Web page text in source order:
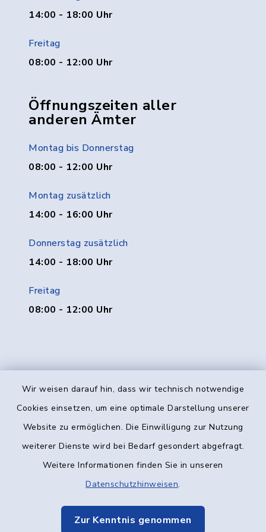
Wir weisen darauf hin, dass wir technisch notwendige
Cookies einsetzen, um eine optimale Darstellung unserer
Website zu ermöglichen. Die Einwilligung zur Nutzung
weiterer Dienste wird bei Bedarf gesondert abgefragt.
Weitere Informationen finden Sie in unseren
Datenschutzhinweisen.
Zur Kenntnis genommen
14:00 - 18:00 Uhr
Freitag
08:00 - 12:00 Uhr
Öffnungszeiten aller
anderen Ämter
Montag bis Donnerstag
08:00 - 12:00 Uhr
Montag zusätzlich
14:00 - 16:00 Uhr
Donnerstag zusätzlich
14:00 - 18:00 Uhr
Freitag
08:00 - 12:00 Uhr
Kontakt
Datenschutz